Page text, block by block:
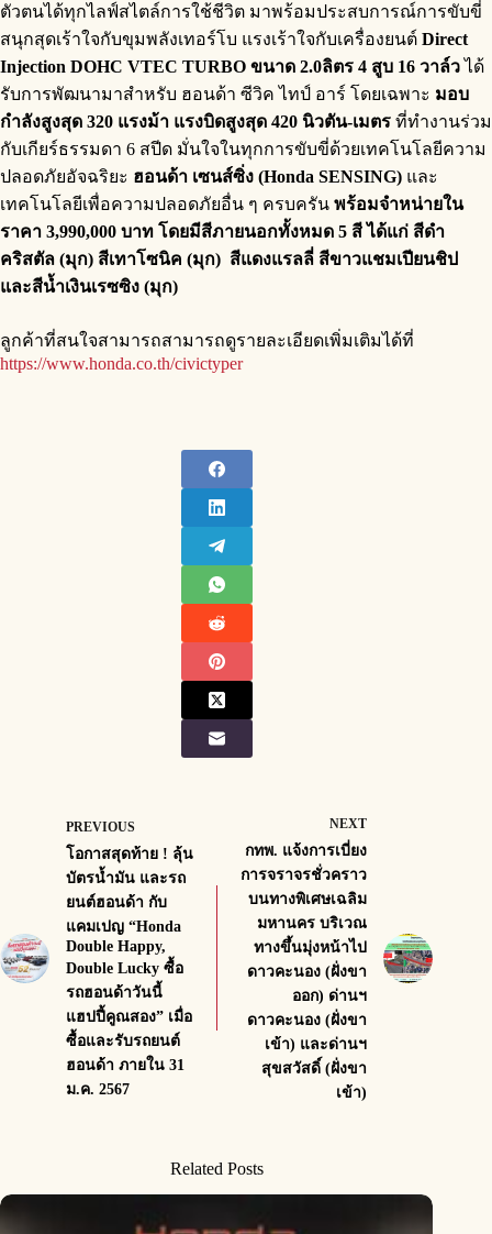
ตัวตนได้ทุกไลฟ์สไตล์การใช้ชีวิต มาพร้อมประสบการณ์การขับขี่
สนุกสุดเร้าใจกับขุมพลังเทอร์โบ แรงเร้าใจกับเครื่องยนต์ Direct
Injection DOHC VTEC TURBO ขนาด 2.0ลิตร 4 สูบ 16 วาล์วได้
รับการพัฒนามาสำหรับ ฮอนด้า ซีวิค ไทป์ อาร์ โดยเฉพาะ มอบ
กำลังสูงสุด 320 แรงม้า แรงบิดสูงสุด 420 นิวตัน-เมตร ที่ทำงานร่วม
กับเกียร์ธรรมดา 6 สปีด มั่นใจในทุกการขับขี่ด้วยเทคโนโลยีความ
ปลอดภัยอัจฉริยะ ฮอนด้า เซนส์ซิ่ง (Honda SENSING) และ
เทคโนโลยีเพื่อความปลอดภัยอื่น ๆ ครบครัน พร้อมจำหน่ายใน
ราคา 3,990,000 บาท โดยมีสีภายนอกทั้งหมด 5 สี ได้แก่ สีดำ
คริสตัล (มุก) สีเทาโซนิค (มุก) สีแดงแรลลี่ สีขาวแชมเปียนชิป
และสีน้ำเงินเรซซิง (มุก)
ลูกค้าที่สนใจสามารถสามารถดูรายละเอียดเพิ่มเติมได้ที่
https://www.honda.co.th/civictyper
PREVIOUS
โอกาสสุดท้าย ! ลุ้น
บัตรน้ำมัน และรถ
ยนต์ฮอนด้า กับ
แคมเปญ “Honda
Double Happy,
Double Lucky ซื้อ
รถฮอนด้าวันนี้
แฮปปี้คูณสอง” เมื่อ
ซื้อและรับรถยนต์
ฮอนด้า ภายใน 31
ม.ค. 2567
NEXT
กทพ. แจ้งการเบี่ยง
การจราจรชั่วคราว
บนทางพิเศษเฉลิม
มหานคร บริเวณ
ทางขึ้นมุ่งหน้าไป
ดาวคะนอง (ฝั่งขา
ออก) ด่านฯ
ดาวคะนอง (ฝั่งขา
เข้า) และด่านฯ
สุขสวัสดิ์ (ฝั่งขา
เข้า)
Related Posts